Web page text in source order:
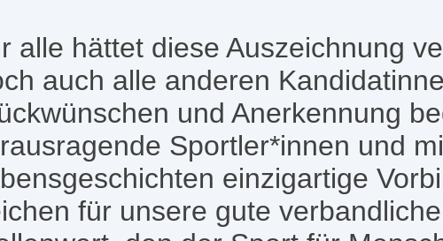
alle hättet diese Auszeichnung
auch alle anderen
und Anerkennung
Sportler*innen und
einzigartige
für unsere gute